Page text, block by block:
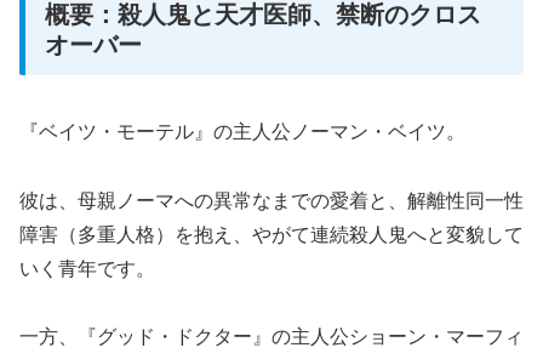
概要：殺人鬼と天才医師、禁断のクロス
オーバー
『ベイツ・モーテル』の主人公ノーマン・ベイツ。
彼は、母親ノーマへの異常なまでの愛着と、解離性同一性
障害（多重人格）を抱え、やがて連続殺人鬼へと変貌して
いく青年です。
一方、『グッド・ドクター』の主人公ショーン・マーフィ